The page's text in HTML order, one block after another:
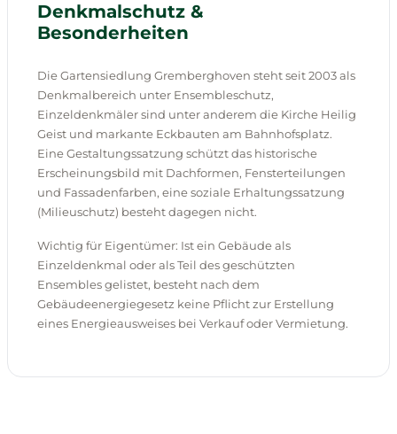
Denkmalschutz &
Besonderheiten
Die Gartensiedlung Gremberghoven steht seit 2003 als
Denkmalbereich unter Ensembleschutz,
Einzeldenkmäler sind unter anderem die Kirche Heilig
Geist und markante Eckbauten am Bahnhofsplatz.
Eine Gestaltungssatzung schützt das historische
Erscheinungsbild mit Dachformen, Fensterteilungen
und Fassadenfarben, eine soziale Erhaltungssatzung
(Milieuschutz) besteht dagegen nicht.
Wichtig für Eigentümer: Ist ein Gebäude als
Einzeldenkmal oder als Teil des geschützten
Ensembles gelistet, besteht nach dem
Gebäudeenergiegesetz keine Pflicht zur Erstellung
eines Energieausweises bei Verkauf oder Vermietung.